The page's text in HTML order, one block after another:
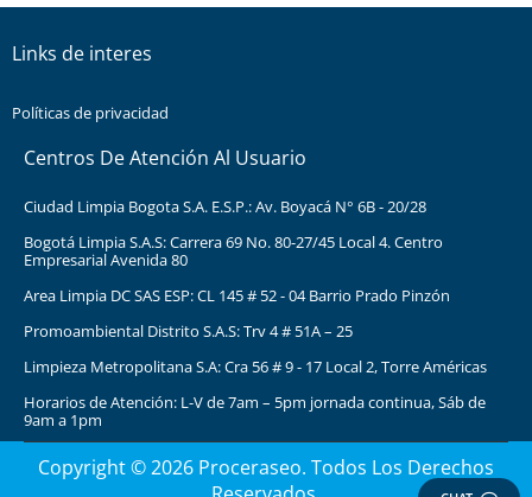
Links de interes
Políticas de privacidad
Centros De Atención Al Usuario
Ciudad Limpia Bogota S.A. E.S.P.: Av. Boyacá N° 6B - 20/28
Bogotá Limpia S.A.S: Carrera 69 No. 80-27/45 Local 4. Centro
Empresarial Avenida 80
Area Limpia DC SAS ESP: CL 145 # 52 - 04 Barrio Prado Pinzón
Promoambiental Distrito S.A.S: Trv 4 # 51A – 25
Limpieza Metropolitana S.A: Cra 56 # 9 - 17 Local 2, Torre Américas
Horarios de Atención: L-V de 7am – 5pm jornada continua, Sáb de
9am a 1pm
Copyright © 2026 Proceraseo. Todos Los Derechos